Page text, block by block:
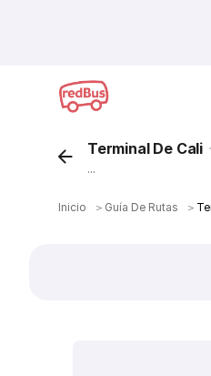
Terminal De Cali
...
Inicio ＞ Guía De Rutas ＞